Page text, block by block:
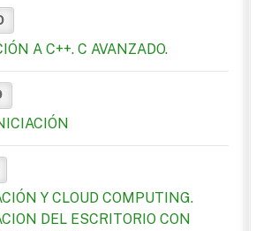
A C++. C AVANZADO.
Y CLOUD COMPUTING.
DEL ESCRITORIO CON